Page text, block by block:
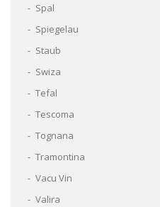
Spal
Spiegelau
Staub
Swiza
Tefal
Tescoma
Tognana
Tramontina
Vacu Vin
Valira